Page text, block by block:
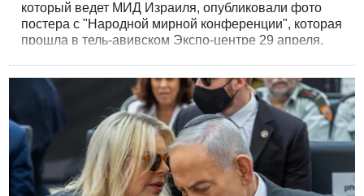
который ведет МИД Израиля, опубликовали фото
постера с "Народной мирной конференции", которая
прошла в тель-авивском Экспо-центре 29 апреля.
бесконечной войны.